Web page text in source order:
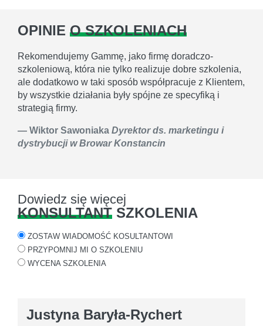
OPINIE O SZKOLENIACH
Rekomendujemy Gammę, jako firmę doradczo-
szkoleniową, która nie tylko realizuje dobre szkolenia,
ale dodatkowo w taki sposób współpracuje z Klientem,
by wszystkie działania były spójne ze specyfiką i
strategią firmy.
Wiktor Sawoniaka Dyrektor ds. marketingu i
dystrybucji w Browar Konstancin
Dowiedz się więcej
KONSULTANT SZKOLENIA
ZOSTAW WIADOMOŚĆ KOSULTANTOWI
PRZYPOMNIJ MI O SZKOLENIU
WYCENA SZKOLENIA
Justyna Baryła-Rychert